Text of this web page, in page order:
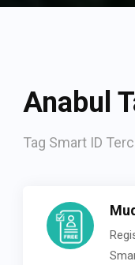
Anabul
Tag Smart ID